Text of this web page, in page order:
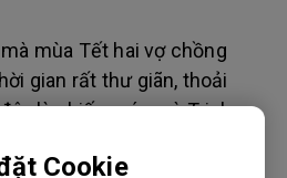
Cookie
mùa Tết hai vợ chồng
gian rất thư giãn, thoải
là chiếc máy mà Trinh
xem phim, xem ca nhạc,...